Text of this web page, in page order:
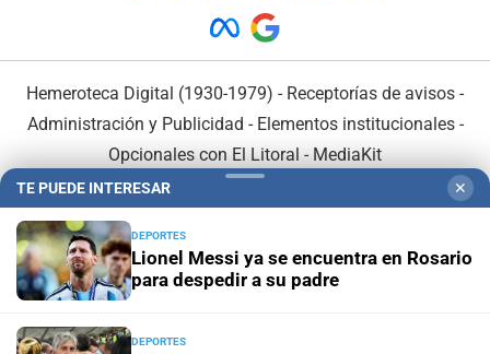
Hemeroteca Digital (1930-1979) - Receptorías de avisos -
Administración y Publicidad - Elementos institucionales-
Opcionales con El Litoral - MediaKit
TE PUEDE INTERESAR ✕
DEPORTES
Lionel Messi ya se encuentra en Rosario
para despedir a su padre
DEPORTES